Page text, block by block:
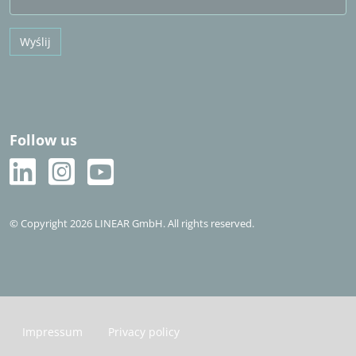
Wyślij
Follow us
© Copyright 2026 LINEAR GmbH. All rights reserved.
Impressum Privacy policy